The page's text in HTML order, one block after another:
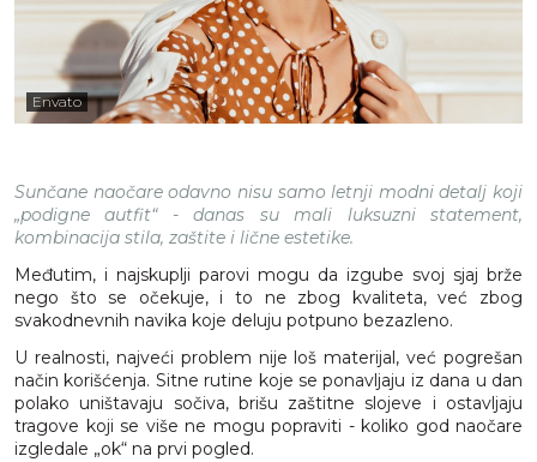
Envato
Sunčane naočare odavno nisu samo letnji modni detalj koji
„podigne autfit“ - danas su mali luksuzni statement,
kombinacija stila, zaštite i lične estetike.
Međutim, i najskuplji parovi mogu da izgube svoj sjaj brže
nego što se očekuje, i to ne zbog kvaliteta, već zbog
svakodnevnih navika koje deluju potpuno bezazleno.
U realnosti, najveći problem nije loš materijal, već pogrešan
način korišćenja. Sitne rutine koje se ponavljaju iz dana u dan
polako uništavaju sočiva, brišu zaštitne slojeve i ostavljaju
tragove koji se više ne mogu popraviti - koliko god naočare
izgledale „ok“ na prvi pogled.